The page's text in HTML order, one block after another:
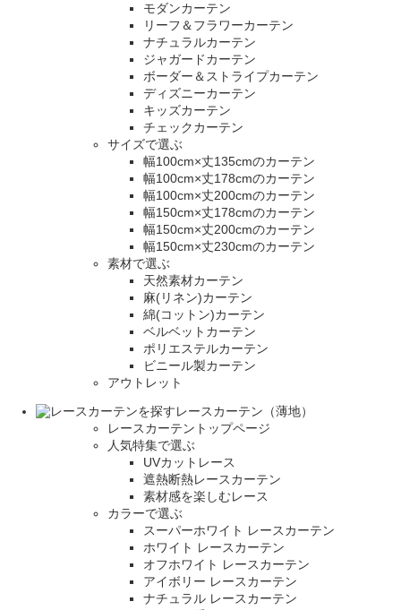
モダンカーテン
リーフ＆フラワーカーテン
ナチュラルカーテン
ジャガードカーテン
ボーダー＆ストライプカーテン
ディズニーカーテン
キッズカーテン
チェックカーテン
サイズで選ぶ
幅100cm×丈135cmのカーテン
幅100cm×丈178cmのカーテン
幅100cm×丈200cmのカーテン
幅150cm×丈178cmのカーテン
幅150cm×丈200cmのカーテン
幅150cm×丈230cmのカーテン
素材で選ぶ
天然素材カーテン
麻(リネン)カーテン
綿(コットン)カーテン
ベルベットカーテン
ポリエステルカーテン
ビニール製カーテン
アウトレット
レースカーテン（薄地）
レースカーテントップページ
人気特集で選ぶ
UVカットレース
遮熱断熱レースカーテン
素材感を楽しむレース
カラーで選ぶ
スーパーホワイト レースカーテン
ホワイト レースカーテン
オフホワイト レースカーテン
アイボリー レースカーテン
ナチュラル レースカーテン